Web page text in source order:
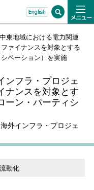
中東地域における電力関連
ァイナンスを対象とする
ペーション）を実施
ンフラ・プロジェ
ナンスを対象とす
ーン・パーティシ
外インフラ・プロジェ
動化